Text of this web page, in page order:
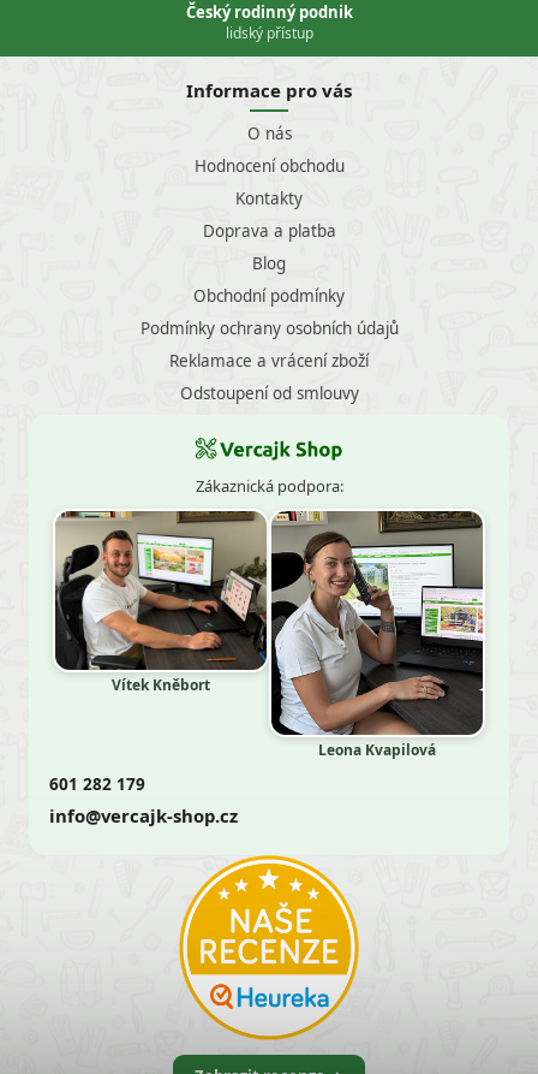
Český rodinný podnik
lidský přístup
Informace pro vás
O nás
Hodnocení obchodu
Kontakty
Doprava a platba
Blog
Obchodní podmínky
Podmínky ochrany osobních údajů
Reklamace a vrácení zboží
Odstoupení od smlouvy
Zákaznická podpora:
Vítek Kněbort
Leona Kvapilová
601 282 179
info@vercajk-shop.cz